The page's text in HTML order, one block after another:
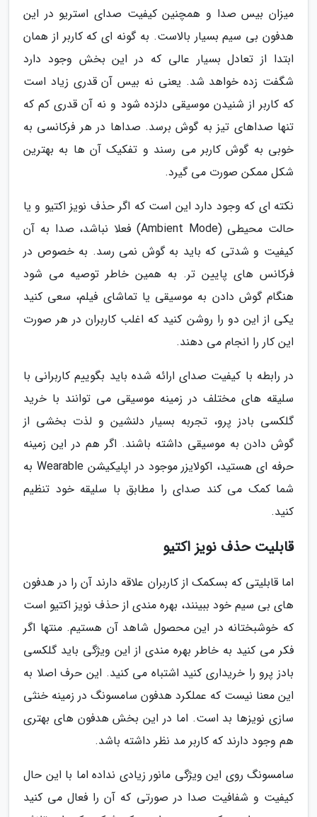
میزان بیس صدا و همچنین کیفیت صدای استریو در این
هدفون بی سیم بسیار بالاست. به گونه ای که کاربر از همان
ابتدا از تعادل بسیار عالی که در این بخش وجود دارد
شگفت زده خواهد شد. یعنی نه بیس آن قدری زیاد است
که کاربر از شنیدن موسیقی دلزده شود و نه آن قدری کم که
تنها صداهای تیز به گوش برسد. صداها در هر فرکانسی به
خوبی به گوش کاربر می رسند و تفکیک آن ها به بهترین
شکل ممکن صورت می گیرد.
نکته ای که وجود دارد این است که اگر حذف نویز اکتیو و یا
حالت محیطی (Ambient Mode) فعلا نباشد، صدا به آن
کیفیت و شدتی که باید به گوش نمی رسد. به خصوص در
فرکانس های پایین تر. به همین خاطر توصیه می شود
هنگام گوش دادن به موسیقی یا تماشای فیلم، سعی کنید
یکی از این دو را روشن کنید که اغلب کاربران در هر صورت
این کار را انجام می دهند.
در رابطه با کیفیت صدای ارائه شده باید بگوییم کاربرانی با
سلیقه های مختلف در زمینه موسیقی می توانند با خرید
گلکسی بادز پرو، تجربه بسیار دلنشین و لذت بخشی از
گوش دادن به موسیقی داشته باشند. اگر هم در این زمینه
حرفه ای هستید، اکولایزر موجود در اپلیکیشن Wearable به
شما کمک می کند صدای را مطابق با سلیقه خود تنظیم
کنید.
قابلیت حذف نویز اکتیو
اما قابلیتی که بسکمک از کاربران علاقه دارند آن را در هدفون
های بی سیم خود ببینند، بهره مندی از حذف نویز اکتیو است
که خوشبختانه در این محصول شاهد آن هستیم. منتها اگر
فکر می کنید به خاطر بهره مندی از این ویژگی باید گلکسی
بادز پرو را خریداری کنید اشتباه می کنید. این حرف اصلا به
این معنا نیست که عملکرد هدفون سامسونگ در زمینه خنثی
سازی نویزها بد است. اما در این بخش هدفون های بهتری
هم وجود دارند که کاربر مد نظر داشته باشد.
سامسونگ روی این ویژگی مانور زیادی نداده اما با این حال
کیفیت و شفافیت صدا در صورتی که آن را فعال می کنید